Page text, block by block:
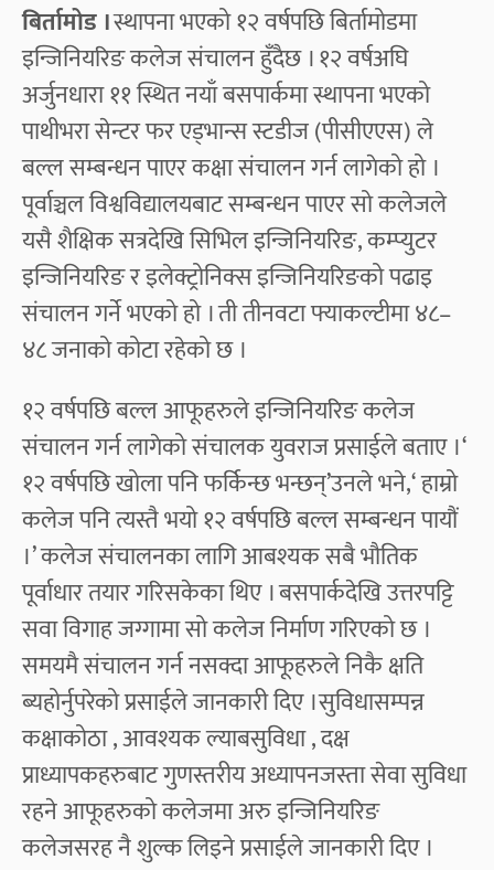
बिर्तामोड ।स्थापना भएको १२ वर्षपछि बिर्तामोडमा
इन्जिनियरिङ कलेज संचालन हुँदैछ । १२ वर्षअघि
अर्जुनधारा ११ स्थित नयाँ बसपार्कमा स्थापना भएको
पाथीभरा सेन्टर फर एड्भान्स स्टडीज (पीसीएएस) ले
बल्ल सम्बन्धन पाएर कक्षा संचालन गर्न लागेको हो ।
पूर्वाञ्चल विश्वविद्यालयबाट सम्बन्धन पाएर सो कलेजले
यसै शैक्षिक सत्रदेखि सिभिल इन्जिनियरिङ, कम्प्युटर
इन्जिनियरिङ र इलेक्ट्रोनिक्स इन्जिनियरिङको पढाइ
संचालन गर्ने भएको हो । ती तीनवटा फ्याकल्टीमा ४८–
४८ जनाको कोटा रहेको छ ।
१२ वर्षपछि बल्ल आफूहरुले इन्जिनियरिङ कलेज
संचालन गर्न लागेको संचालक युवराज प्रसाईले बताए ।‘
१२ वर्षपछि खोला पनि फर्किन्छ भन्छन्’उनले भने,‘ हाम्रो
कलेज पनि त्यस्तै भयो १२ वर्षपछि बल्ल सम्बन्धन पायौं
।’ कलेज संचालनका लागि आबश्यक सबै भौतिक
पूर्वाधार तयार गरिसकेका थिए । बसपार्कदेखि उत्तरपट्टि
सवा विगाह जग्गामा सो कलेज निर्माण गरिएको छ ।
समयमै संचालन गर्न नसक्दा आफूहरुले निकै क्षति
ब्यहोर्नुपरेको प्रसाईले जानकारी दिए ।सुविधासम्पन्न
कक्षाकोठा , आवश्यक ल्याबसुविधा , दक्ष
प्राध्यापकहरुबाट गुणस्तरीय अध्यापनजस्ता सेवा सुविधा
रहने आफूहरुको कलेजमा अरु इन्जिनियरिङ
कलेजसरह नै शुल्क लिइने प्रसाईले जानकारी दिए ।